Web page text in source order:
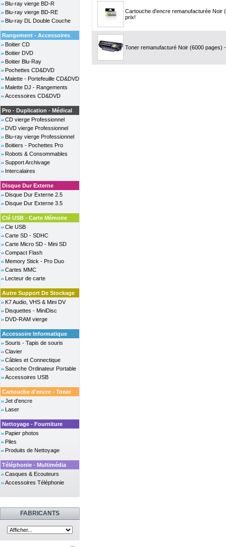
Blu-ray vierge BD-R
Blu-ray vierge BD-RE
Blu-ray DL Double Couche
Rangement - Accessoires
Boitier CD
Boitier DVD
Boitier Blu-Ray
Pochettes CD&DVD
Malette - Portefeuille CD&DVD
Malette DJ - Rangements
Accessoires CD&DVD
Pro - Duplication - Médical
CD vierge Professionnel
DVD vierge Professionnel
Blu-ray vierge Professionnel
Boitiers - Pochettes Pro
Robots & Consommables
Support Archivage
Intercalaires
Disque Dur Externe
Disque Dur Externe 2.5
Disque Dur Externe 3.5
Clé USB - Carte Mémoire
Cle USB
Carte SD - SDHC
Carte Micro SD - Mini SD
Compact Flash
Memory Stick - Pro Duo
Cartes MMC
Lecteur de carte
Autre Support De Stockage
K7 Audio, VHS & Mini DV
Disquettes - MiniDisc
DVD-RAM vierge
Accessoire Informatique
Souris - Tapis de souris
Clavier
Câbles et Connectique
Sacoche Ordinateur Portable
Accessoires USB
Cartouche d'encre - Toner
Jet d'encre
Laser
Nettoyage - Fourniture
Papier photos
Piles
Produits de Nettoyage
Téléphonie - Multimédia
Casques & Ecouteurs
Accessoires Téléphonie
FABRICANTS
Cartouche d'encre remanufacturée Noir
prix!
Toner remanufacturé Noir (6000 pages)